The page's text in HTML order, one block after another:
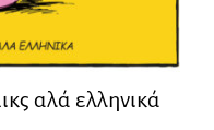
αλά ελληνικά